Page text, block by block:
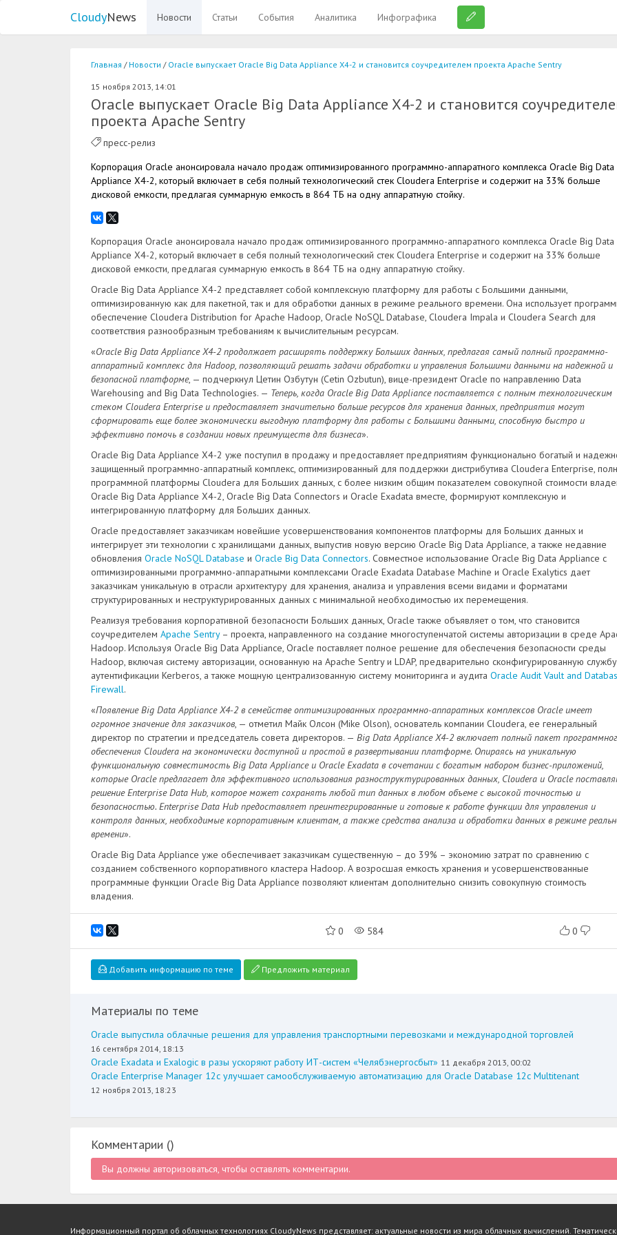
CloudyNews Новости Статьи События Аналитика Инфографика
Главная Новости Oracle выпускает Oracle Big Data Appliance X4-2 и становится соучредителем проекта Apache Sentry
15 ноября 2013, 14:01
Oracle выпускает Oracle Big Data Appliance X4-2 и становится
проекта Apache Sentry
пресс-релиз
Корпорация Oracle анонсировала начало продаж оптимизированного программно-аппаратного комплекса Oracle Big Data
Appliance X4-2, который включает в себя полный технологический стек Cloudera Enterprise и содержит на 33% больше
дисковой емкости, предлагая суммарную емкость в 864 ТБ на одну аппаратную стойку.
Корпорация Oracle анонсировала начало продаж оптимизированного программно-аппаратного комплекса Oracle Big Data
Appliance X4-2, который включает в себя полный технологический стек Cloudera Enterprise и содержит на 33% больше
дисковой емкости, предлагая суммарную емкость в 864 ТБ на одну аппаратную стойку.
Oracle Big Data Appliance X4-2 представляет собой комплексную платформу для работы с Большими данными,
оптимизированную как для пакетной, так и для обработки данных в режиме реального времени. Она использует
обеспечение Cloudera Distribution for Apache Hadoop, Oracle NoSQL Database, Cloudera Impala и Cloudera Search для
соответствия разнообразным требованиям к вычислительным ресурсам.
«Oracle Big Data Appliance X4-2 продолжает расширять поддержку Больших данных, предлагая самый полный программно-
аппаратный комплекс для Hadoop, позволяющий решать задачи обработки и управления Большими данными на надежной и
безопасной платформе, — подчеркнул Цетин Озбутун (Cetin Ozbutun), вице-президент Oracle по направлению Data
Warehousing and Big Data Technologies. — Теперь, когда Oracle Big Data Appliance поставляется с полным технологическим
стеком Cloudera Enterprise и предоставляет значительно больше ресурсов для хранения данных, предприятия могут
сформировать еще более экономически выгодную платформу для работы с Большими данными, способную быстро и
эффективно помочь в создании новых преимуществ для бизнеса».
Oracle Big Data Appliance X4-2 уже поступил в продажу и предоставляет предприятиям функционально богатый и
защищенный программно-аппаратный комплекс, оптимизированный для поддержки дистрибутива Cloudera Enterprise,
программной платформы Cloudera для Больших данных, с более низким общим показателем совокупной стоимости
Oracle Big Data Appliance X4-2, Oracle Big Data Connectors и Oracle Exadata вместе, формируют комплексную и
интегрированную платформу для Больших данных.
Oracle предоставляет заказчикам новейшие усовершенствования компонентов платформы для Больших данных и
интегрирует эти технологии с хранилищами данных, выпустив новую версию Oracle Big Data Appliance, а также недавние
обновления Oracle NoSQL Database и Oracle Big Data Connectors. Совместное использование Oracle Big Data Appliance с
оптимизированными программно-аппаратными комплексами Oracle Exadata Database Machine и Oracle Exalytics дает
заказчикам уникальную в отрасли архитектуру для хранения, анализа и управления всеми видами и форматами
структурированных и неструктурированных данных с минимальной необходимостью их перемещения.
Реализуя требования корпоративной безопасности Больших данных, Oracle также объявляет о том, что становится
соучредителем Apache Sentry– проекта, направленного на создание многоступенчатой системы авторизации в среде
Hadoop. Используя Oracle Big Data Appliance, Oracle поставляет полное решение для обеспечения безопасности среды
Hadoop, включая систему авторизации, основанную на Apache Sentry и LDAP, предварительно сконфигурированную службу
аутентификации Kerberos, а также мощную централизованную систему мониторинга и аудита Oracle Audit Vault and
Firewall.
«Появление Big Data Appliance X4-2 в семействе оптимизированных программно-аппаратных комплексов Oracle имеет
огромное значение для заказчиков, — отметил Майк Олсон (Mike Olson), основатель компании Cloudera, ее генеральный
директор по стратегии и председатель совета директоров. — Big Data Appliance X4-2 включает полный пакет
обеспечения Cloudera на экономически доступной и простой в развертывании платформе. Опираясь на уникальную
функциональную совместимость Big Data Appliance и Oracle Exadata в сочетании с богатым набором бизнес-приложений,
которые Oracle предлагает для эффективного использования разноструктурированных данных, Cloudera и Oracle
решение Enterprise Data Hub, которое может сохранять любой тип данных в любом объеме с высокой точностью и
безопасностью. Enterprise Data Hub предоставляет преинтегрированные и готовые к работе функции для управления и
контроля данных, необходимые корпоративным клиентам, а также средства анализа и обработки данных в режиме
времени».
Oracle Big Data Appliance уже обеспечивает заказчикам существенную – до 39% – экономию затрат по сравнению с
созданием собственного корпоративного кластера Hadoop. А возросшая емкость хранения и усовершенствованные
программные функции Oracle Big Data Appliance позволяют клиентам дополнительно снизить совокупную стоимость
владения.
0 584 0
Добавить информацию по теме Предложить материал
Материалы по теме
Oracle выпустила облачные решения для управления транспортными перевозками и международной торговлей
16 сентября 2014, 18:13
Oracle Exadata и Exalogic в разы ускоряют работу ИТ-систем «Челябэнергосбыт» 11 декабря 2013, 00:02
Oracle Enterprise Manager 12c улучшает самообслуживаемую автоматизацию для Oracle Database 12c Multitenant
12 ноября 2013, 18:23
Комментарии ()
Вы должны авторизоваться, чтобы оставлять комментарии.
Информационный портал об облачных технологиях CloudyNews представляет: актуальные новости из мира облачных вычислений.